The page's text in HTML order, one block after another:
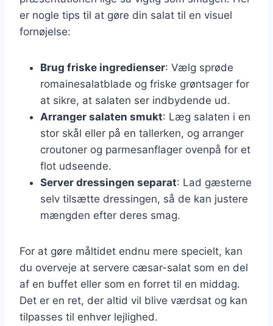
er nogle tips til at gøre din salat til en visuel
fornøjelse:
Brug friske ingredienser: Vælg sprøde
romainesalatblade og friske grøntsager for
at sikre, at salaten ser indbydende ud.
Arranger salaten smukt: Læg salaten i en
stor skål eller på en tallerken, og arranger
croutoner og parmesanflager ovenpå for et
flot udseende.
Server dressingen separat: Lad gæsterne
selv tilsætte dressingen, så de kan justere
mængden efter deres smag.
For at gøre måltidet endnu mere specielt, kan
du overveje at servere cæsar-salat som en del
af en buffet eller som en forret til en middag.
Det er en ret, der altid vil blive værdsat og kan
tilpasses til enhver lejlighed.